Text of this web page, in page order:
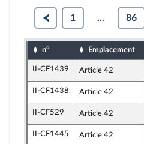
1 ... 86
n° Emplacement
II-CF1439 Article 42
II-CF1438 Article 42
II-CF529 Article 42
II-CF1445 Article 42